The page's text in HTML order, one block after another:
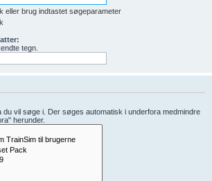
eller brug indtastet søgeparameter
tegn.
vil søge i. Der søges automatisk i underfora medmindre
herunder.